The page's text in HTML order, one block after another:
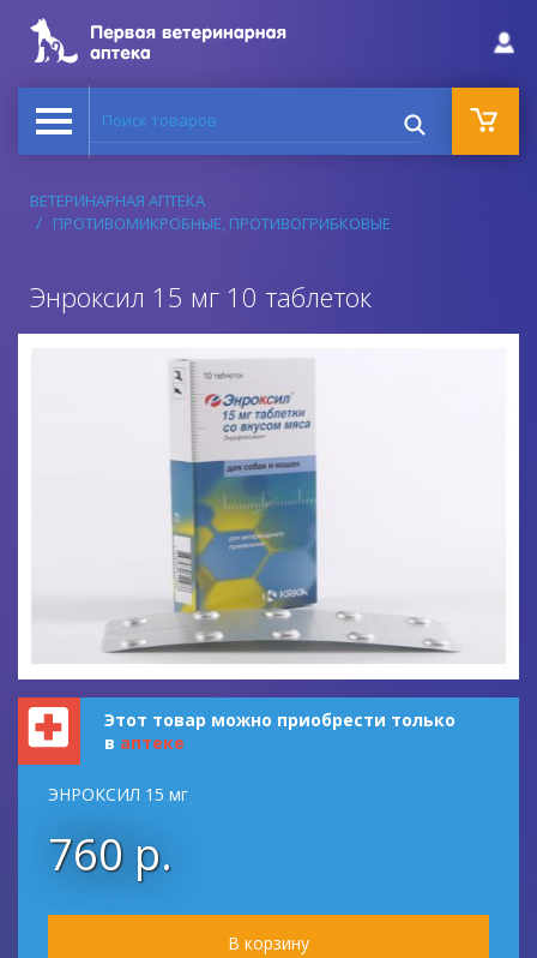
Поиск товаров
ВЕТЕРИНАРНАЯ АПТЕКА
ПРОТИВОМИКРОБНЫЕ, ПРОТИВОГРИБКОВЫЕ
Энроксил 15 мг 10 таблеток
Этот товар можно приобрести только
в аптеке
ЭНРОКСИЛ 15 мг
760 р.